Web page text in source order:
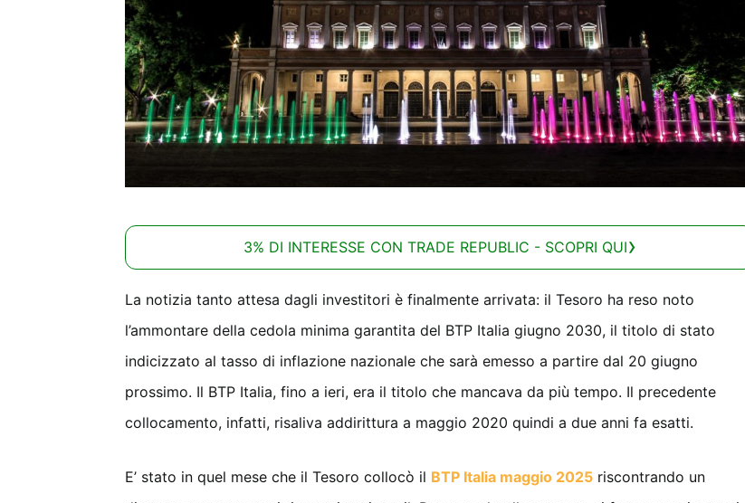
3% DI INTERESSE CON TRADE REPUBLIC - SCOPRI QUI
La notizia tanto attesa dagli investitori è finalmente arrivata: il Tesoro ha reso noto
l’ammontare della cedola minima garantita del BTP Italia giugno 2030, il titolo di stato
indicizzato al tasso di inflazione nazionale che sarà emesso a partire dal 20 giugno
prossimo. Il BTP Italia, fino a ieri, era il titolo che mancava da più tempo. Il precedente
collocamento, infatti, risaliva addirittura a maggio 2020 quindi a due anni fa esatti.
E’ stato in quel mese che il Tesoro collocò il BTP Italia maggio 2025 riscontrando un